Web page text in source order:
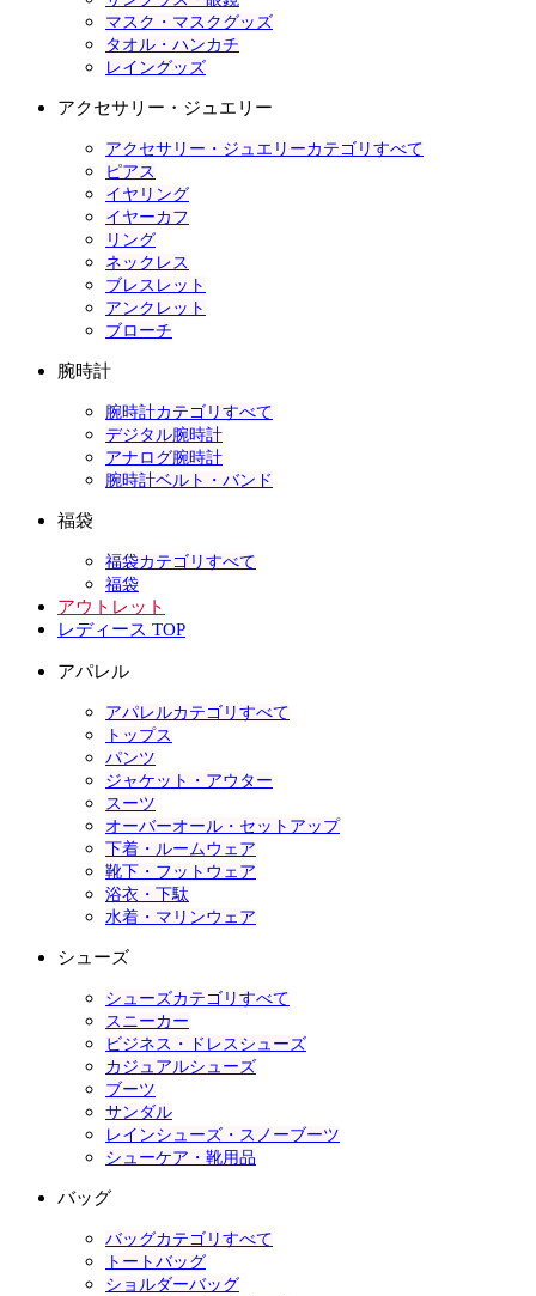
マスク・マスクグッズ
タオル・ハンカチ
レイングッズ
アクセサリー・ジュエリー
アクセサリー・ジュエリーカテゴリすべて
ピアス
イヤリング
イヤーカフ
リング
ネックレス
ブレスレット
アンクレット
ブローチ
腕時計
腕時計カテゴリすべて
デジタル腕時計
アナログ腕時計
腕時計ベルト・バンド
福袋
福袋カテゴリすべて
福袋
アウトレット
レディース TOP
アパレル
アパレルカテゴリすべて
トップス
パンツ
ジャケット・アウター
スーツ
オーバーオール・セットアップ
下着・ルームウェア
靴下・フットウェア
浴衣・下駄
水着・マリンウェア
シューズ
シューズカテゴリすべて
スニーカー
ビジネス・ドレスシューズ
カジュアルシューズ
ブーツ
サンダル
レインシューズ・スノーブーツ
シューケア・靴用品
バッグ
バッグカテゴリすべて
トートバッグ
ショルダーバッグ